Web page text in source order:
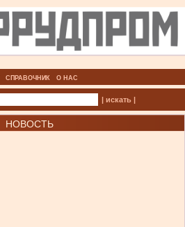
СПРАВОЧНИК О НАС
| искать |
НОВОСТЬ